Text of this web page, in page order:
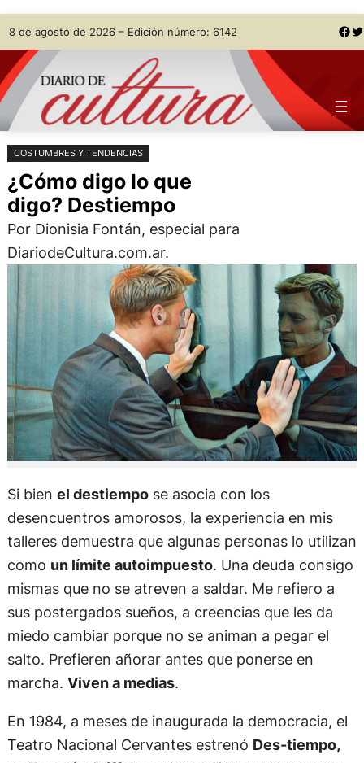
Saltar
al
contenido
Skip
to
content
8 de agosto de 2026 – Edición número: 6142 Facebook Twitter
COSTUMBRES Y TENDENCIAS
¿Cómo digo lo que
digo? Destiempo
Por Dionisia Fontán, especial para
DiariodeCultura.com.ar.
Si bien el destiempose asocia con los
desencuentros amorosos, la experiencia en mis
talleres demuestra que algunas personas lo utilizan
como un límite autoimpuesto. Una deuda consigo
mismas que no se atreven a saldar. Me refiero a
sus postergados sueños, a creencias que les da
miedo cambiar porque no se animan a pegar el
salto. Prefieren añorar antes que ponerse en
marcha. Viven a medias.
En 1984, a meses de inaugurada la democracia, el
Teatro Nacional Cervantes estrenó Des-tiempo,